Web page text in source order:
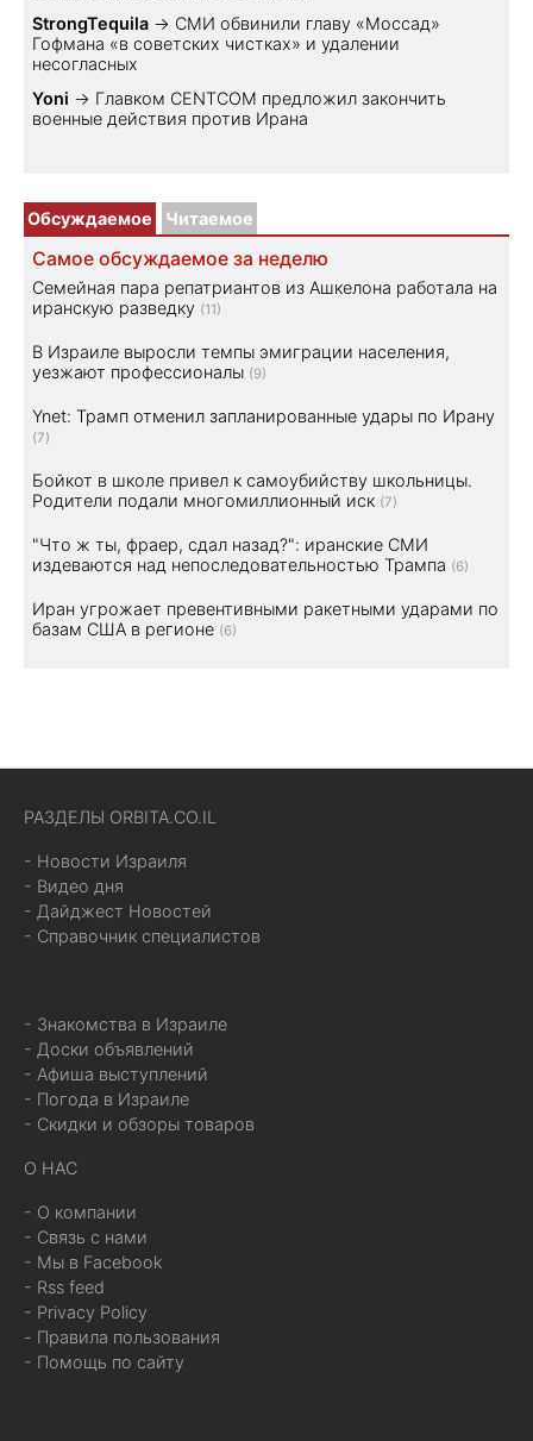
StrongTequila → СМИ обвинили главу «Моссад»
Гофмана «в советских чистках» и удалении
несогласных
Yoni → Главком CENTCOM предложил закончить
военные действия против Ирана
Обсуждаемое Читаемое
Самое обсуждаемое за неделю
Семейная пара репатриантов из Ашкелона работала на
иранскую разведку (11)
В Израиле выросли темпы эмиграции населения,
уезжают профессионалы (9)
Ynet: Трамп отменил запланированные удары по Ирану
(7)
Бойкот в школе привел к самоубийству школьницы.
Родители подали многомиллионный иск (7)
"Что ж ты, фраер, сдал назад?": иранские СМИ
издеваются над непоследовательностью Трампа (6)
Иран угрожает превентивными ракетными ударами по
базам США в регионе (6)
РАЗДЕЛЫ ORBITA.CO.IL
- Новости Израиля
- Видео дня
- Дайджест Новостей
- Справочник специалистов
- Знакомства в Израиле
- Доски объявлений
- Афиша выступлений
- Погода в Израиле
- Скидки и обзоры товаров
О НАС
- О компании
- Связь с нами
- Мы в Facebook
- Rss feed
- Privacy Policy
- Правила пользования
- Помощь по сайту